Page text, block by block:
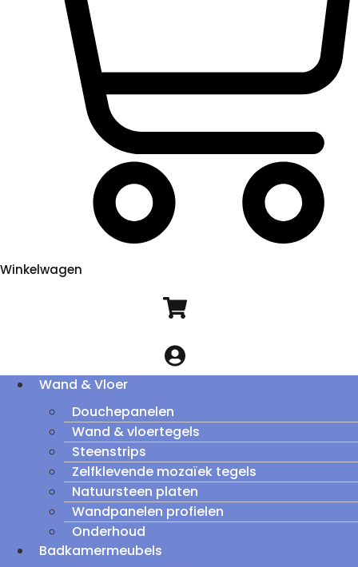
Winkelwagen
Wand & Vloer
Douchepanelen
Wand & vloertegels
Steenstrips
Zelfklevende mozaïek tegels
Natuursteen platen
Wandpanelen profielen
Onderhoud
Badkamermeubels